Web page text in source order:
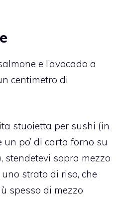
e l’avocado a
centimetro di
stuoietta per sushi (in
po’ di carta forno su
stendetevi sopra mezzo
strato di riso, che
spesso di mezzo